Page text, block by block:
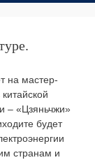
на мастер-
– «Цзяньчжи»
будет
странам и